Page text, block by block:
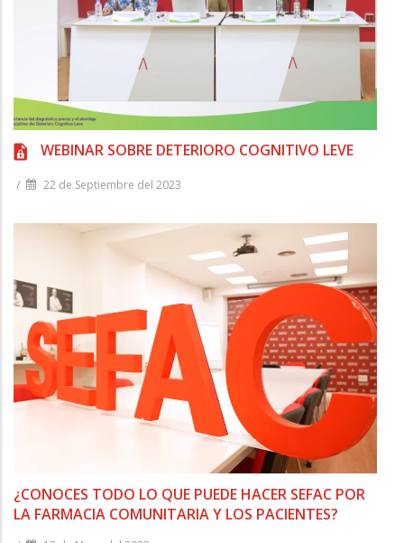
WEBINAR SOBRE DETERIORO COGNITIVO LEVE
/ 22 de Septiembre del 2023
¿CONOCES TODO LO QUE PUEDE HACER SEFAC POR
LA FARMACIA COMUNITARIA Y LOS PACIENTES?